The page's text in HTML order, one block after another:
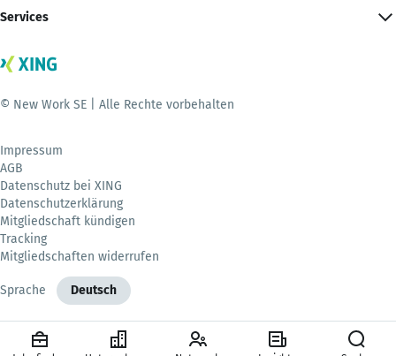
Services
© New Work SE | Alle Rechte vorbehalten
Impressum
AGB
Datenschutz bei XING
Datenschutzerklärung
Mitgliedschaft kündigen
Tracking
Mitgliedschaften widerrufen
Sprache Deutsch